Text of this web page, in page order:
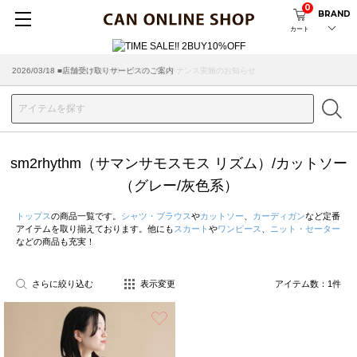
カート
0
BRAND
2026/08/04 ■8/13(木)AM2:00～サイトメンテナンス実施のお知らせ
2026/03/18 ■店舗受け取りサービスのご案内
sm2rhythm（サマンサモスモス リズム）/カットソー
（グレー/灰色系）
トップスの商品一覧です。 シャツ・ブラウスやカットソー カーディガンなど定番
アイテムを取り揃えております。他にも スカート やワンピース
ニット・セーター
などの商品も充実！
さらに絞り込む 表示変更 アイテム数： 1件